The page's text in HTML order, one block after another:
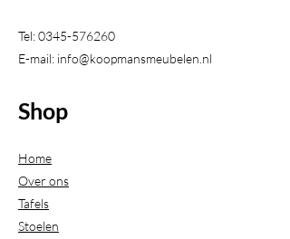
Tel:0345-576260
E-mail: info@koopmansmeubelen.nl
Shop
Home
Over ons
Tafels
Stoelen